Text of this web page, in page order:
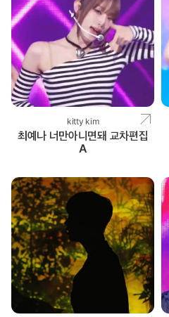
kitty kim
최예나 너만아니면돼 교차편집
A